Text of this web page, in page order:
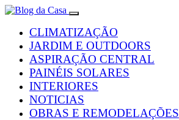
CLIMATIZAÇÃO
JARDIM E OUTDOORS
ASPIRAÇÃO CENTRAL
PAINÉIS SOLARES
INTERIORES
NOTICIAS
OBRAS E REMODELAÇÕES